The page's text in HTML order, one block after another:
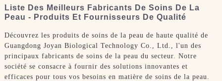
Liste Des Meilleurs Fabricants De Soins De La
Peau - Produits Et Fournisseurs De Qualité
Découvrez les produits de soins de la peau de haute qualité de
Guangdong Joyan Biological Technology Co., Ltd., l'un des
principaux fabricants de soins de la peau du secteur. Notre
société se consacre à fournir des solutions innovantes et
efficaces pour tous vos besoins en matière de soins de la peau.